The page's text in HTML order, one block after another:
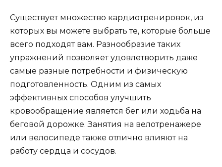
Существует множество кардиотренировок, из
которых вы можете выбрать те, которые больше
всего подходят вам. Разнообразие таких
упражнений позволяет удовлетворить даже
самые разные потребности и физическую
подготовленность. Одним из самых
эффективных способов улучшить
кровообращение является бег или ходьба на
беговой дорожке. Занятия на велотренажере
или велосипеде также отлично влияют на
работу сердца и сосудов.